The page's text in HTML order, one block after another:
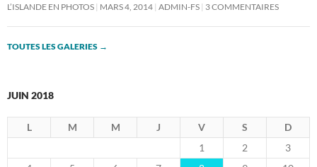
L’ISLANDE EN PHOTOS MARS 4, 2014 ADMIN-FS 3 COMMENTAIRES
TOUTES LES GALERIES →
JUIN 2018
L M M J V S
D
1
2
3